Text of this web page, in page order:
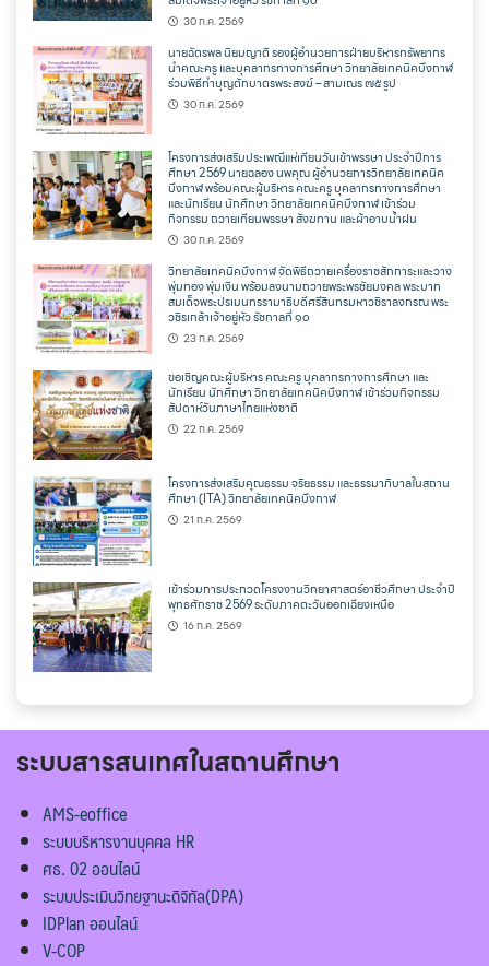
30 ก.ค. 2569
นายฉัตรพล นิยมญาติ รองผู้อำนวยการฝ่ายบริหารทรัพยากร
นำคณะครู และบุคลากรทางการศึกษา วิทยาลัยเทคนิคบึงกาฬ
ร่วมพิธีทำบุญตักบาตรพระสงฆ์ – สามเณร ๗๕ รูป
30 ก.ค. 2569
โครงการส่งเสริมประเพณีแห่เทียนวันเข้าพรรษา ประจำปีการ
ศึกษา 2569 นายฉลอง นพคุณ ผู้อำนวยการวิทยาลัยเทคนิค
บึงกาฬ พร้อมคณะผู้บริหาร คณะครู บุคลากรทางการศึกษา
และนักเรียน นักศึกษา วิทยาลัยเทคนิคบึงกาฬ เข้าร่วม
กิจกรรม ถวายเทียนพรรษา สังฆทาน และผ้าอาบน้ำฝน
30 ก.ค. 2569
วิทยาลัยเทคนิคบึงกาฬ จัดพิธีถวายเครื่องราชสักการะและวาง
พุ่มทอง พุ่มเงิน พร้อมลงนามถวายพระพรชัยมงคล พระบาท
สมเด็จพระปรเมนทรรามาธิบดีศรีสินทรมหาวชิราลงกรณ พระ
วชิรเกล้าเจ้าอยู่หัว รัชกาลที่ ๑๐
23 ก.ค. 2569
ขอเชิญคณะผู้บริหาร คณะครู บุคลากรทางการศึกษา และ
นักเรียน นักศึกษา วิทยาลัยเทคนิคบึงกาฬ เข้าร่วมกิจกรรม
สัปดาห์วันภาษาไทยแห่งชาติ
22 ก.ค. 2569
โครงการส่งเสริมคุณธรรม จริยธรรม และธรรมาภิบาลในสถาน
ศึกษา (ITA) วิทยาลัยเทคนิคบึงกาฬ
21 ก.ค. 2569
เข้าร่วมการประกวดโครงงานวิทยาศาสตร์อาชีวศึกษา ประจำปี
พุทธศักราช 2569 ระดับภาคตะวันออกเฉียงเหนือ
16 ก.ค. 2569
ระบบสารสนเทศในสถานศึกษา
AMS-eoffice
ระบบบริหารงานบุคคล HR
ศธ. 02 ออนไลน์
ระบบประเมินวิทยฐานะดิจิทัล(DPA)
IDPlan ออนไลน์
V-COP